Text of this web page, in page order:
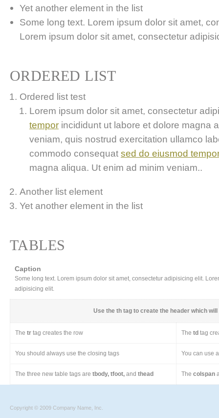
Yet another element in the list
Some long text. Lorem ipsum dolor sit amet,
Lorem ipsum dolor sit amet, consectetur
ORDERED LIST
Ordered list test
Lorem ipsum dolor sit amet, consectetur
tempor incididunt ut labore et dolore magna
veniam, quis nostrud exercitation ullamco
commodo consequat sed do eiusmod
magna aliqua. Ut enim ad minim veniam..
Another list element
Yet another element in the list
TABLES
Caption
Some long text. Lorem ipsum dolor sit amet, consectetur adipisicing elit.
adipisicing elit.
Use the th tag to create the header which
The tr tag creates the row The td tag
You should always use the closing tags You can use
The three new table tags are tbody, tfoot, and thead The colspan
Copyright © 2009 Company Name, Inc.